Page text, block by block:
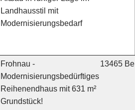
Landhausstil mit
Modernisierungsbedarf
Frohnau -
Modernisierungsbedürftiges
Reihenendhaus mit 631 m²
Grundstück!
13465